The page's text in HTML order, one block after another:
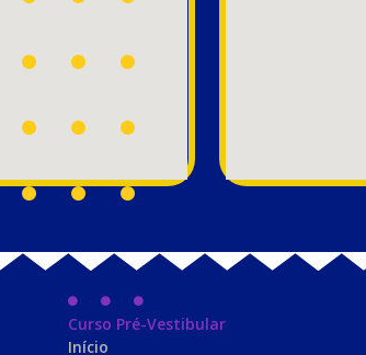
Curso Pré-Vestibular
Início